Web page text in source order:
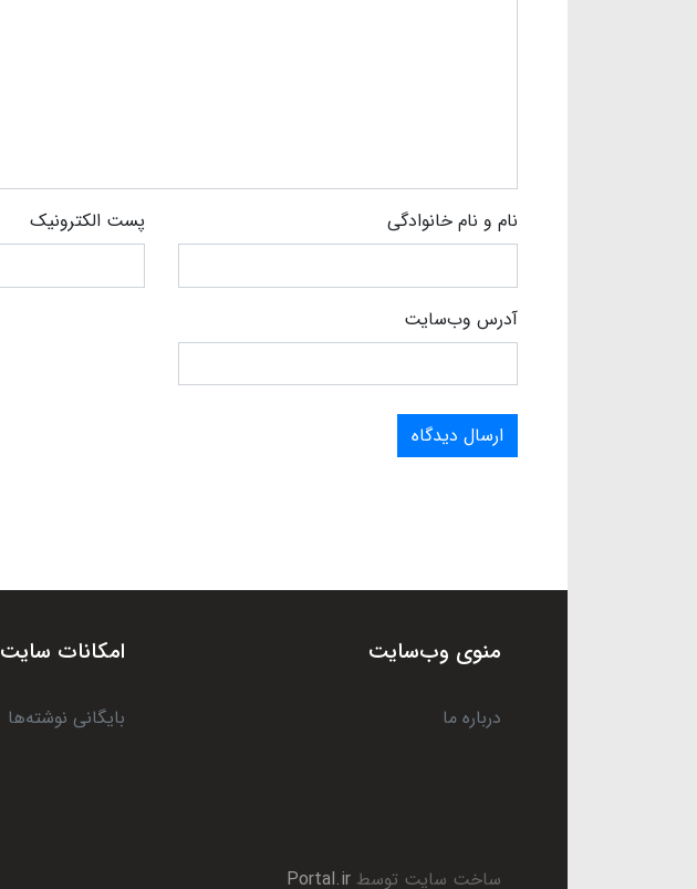
نام و نام خانوادگی پست الکترونیک
آدرس وب‌سایت
ارسال دیدگاه
منوی وب‌سایت
درباره ما
امکانات سایت
بایگانی نوشته‌ها
ساخت سایت توسط Portal.ir